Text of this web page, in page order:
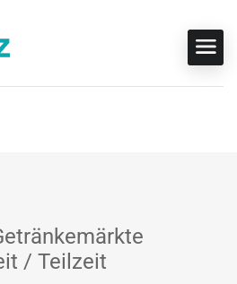
/ Teilzeit